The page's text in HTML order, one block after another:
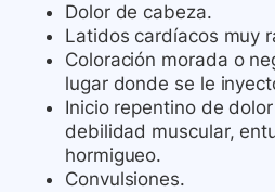
Dolor de cabeza.
Latidos cardíacos muy
Coloración morada o
lugar donde se le
Inicio repentino de
debilidad muscular,
hormigueo.
Convulsiones.